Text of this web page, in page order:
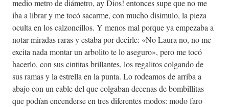
medio metro de diámetro, ay Dios! entonces supe que no me
iba a librar y me tocó sacarme, con mucho disimulo, la pieza
oculta en los calzoncillos. Y menos mal porque ya empezaba a
notar miradas raras y estaba por decirle: «No Laura no, no me
excita nada montar un arbolito te lo aseguro», pero me tocó
hacerlo, con sus cintitas brillantes, los regalitos colgando de
sus ramas y la estrella en la punta. Lo rodeamos de arriba a
abajo con un cable del que colgaban decenas de bombillitas
que podían encenderse en tres diferentes modos: modo faro